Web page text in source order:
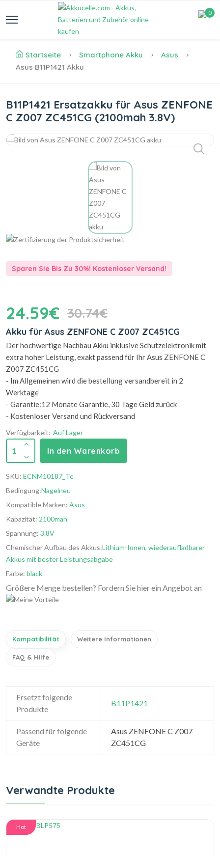
0
Startseite Smartphone Akku
Asus
Asus B11P1421 Akku
B11P1421 Ersatzakku für Asus ZENFONE
C Z007 ZC451CG (2100mah 3.8V)
Sparen Sie Bis Zu 30%! Kostenloser Versand!
24.59€ 30.74€
Akku für Asus ZENFONE C Z007 ZC451CG
Der hochwertige Nachbau Akku inklusive Schutzelektronik mit
extra hoher Leistung, exakt passend für Ihr Asus ZENFONE C
Z007 ZC451CG
- Im Allgemeinen wird die bestellung versandbereit in 2
Werktage
- Garantie:12 Monate Garantie, 30 Tage Geld zurück
- Kostenloser Versand und Rückversand
Verfügbarkeit: Auf Lager
1 In den Warenkorb
SKU: ECNM10187_Te
Bedingung:Nagelneu
Kompatible Marken: Asus
Kapazität: 2100mah
Spannung: 3.8V
Chemischer Aufbau des Akkus:Lithium-Ionen, wiederaufladbarer
Akkus mit bester Leistungsabgabe
Farbe: black
Größere Menge bestellen? Fordern Sie hier ein Angebot an
Kompatibilität Weitere Informationen
FAQ & Hilfe
Ersetzt folgende
Produkte
B11P1421
Passend für folgende
Geräte
Asus ZENFONE C Z007
ZC451CG
Verwandte Produkte
Hot